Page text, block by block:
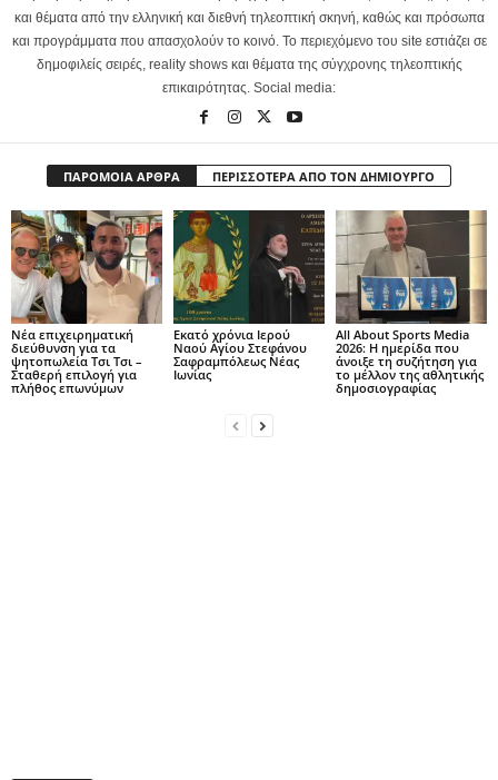
και θέματα από την ελληνική και διεθνή τηλεοπτική σκηνή, καθώς και πρόσωπα
και προγράμματα που απασχολούν το κοινό. Το περιεχόμενο του site εστιάζει σε
δημοφιλείς σειρές, reality shows και θέματα της σύγχρονης τηλεοπτικής
επικαιρότητας. Social media:
ΠΑΡΟΜΟΙΑ ΑΡΘΡΑ ΠΕΡΙΣΣΟΤΕΡΑ ΑΠΟ ΤΟΝ ΔΗΜΙΟΥΡΓΟ
Νέα επιχειρηματική
διεύθυνση για τα
ψητοπωλεία Τσι Τσι –
Σταθερή επιλογή για
πλήθος επωνύμων
Εκατό χρόνια Ιερού
Ναού Αγίου Στεφάνου
Σαφραμπόλεως Νέας
Ιωνίας
All About Sports Media
2026: Η ημερίδα που
άνοιξε τη συζήτηση για
το μέλλον της αθλητικής
δημοσιογραφίας